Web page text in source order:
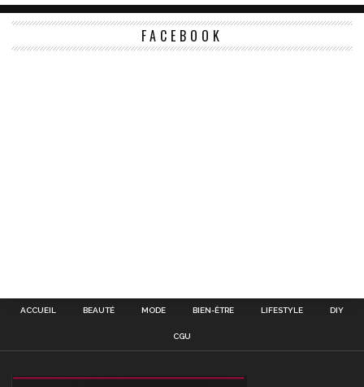
FACEBOOK
ACCUEIL BEAUTÉ MODE BIEN-ÊTRE LIFESTYLE DIY
CGU